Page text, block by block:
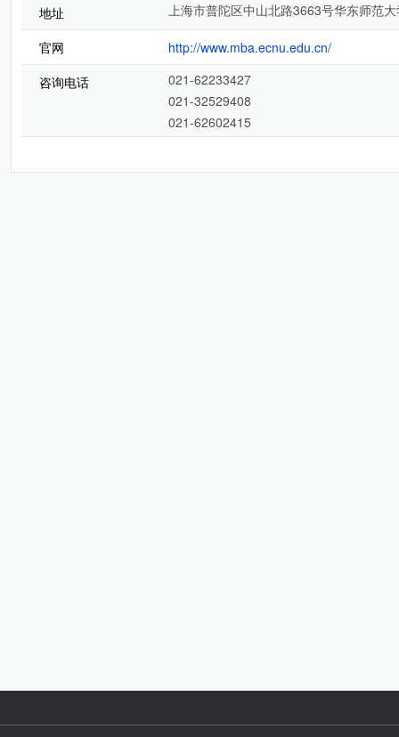
地址 上海市普陀区中山北路3663号华东师范
官网
http://www.mba.ecnu.edu.cn/
咨询电话
021-62233427
021-32529408
021-62602415